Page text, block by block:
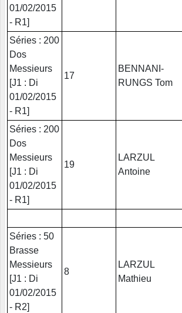
01/02/2015
- R1]
Séries : 200
Dos
Messieurs
[J1 : Di
01/02/2015
- R1]
17
BENNANI-
RUNGS Tom
Séries : 200
Dos
Messieurs
[J1 : Di
01/02/2015
- R1]
19
LARZUL
Antoine
Séries : 50
Brasse
Messieurs
[J1 : Di
01/02/2015
- R2]
8
LARZUL
Mathieu